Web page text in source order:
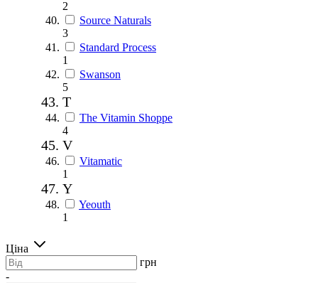
2
Source Naturals
3
Standard Process
1
Swanson
5
T
The Vitamin Shoppe
4
V
Vitamatic
1
Y
Yeouth
1
Ціна
грн
-